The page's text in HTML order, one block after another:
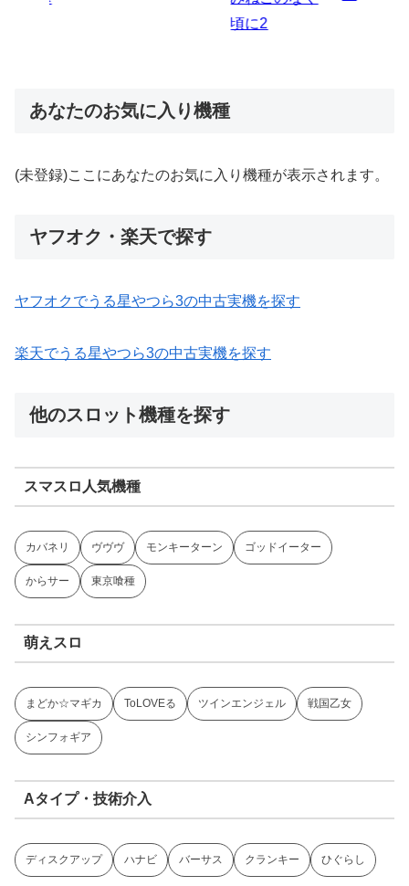
あなたのお気に入り機種
(未登録)ここにあなたのお気に入り機種が表示されます。
ヤフオク・楽天で探す
ヤフオクでうる星やつら3の中古実機を探す
楽天でうる星やつら3の中古実機を探す
他のスロット機種を探す
スマスロ人気機種
カバネリ ヴヴヴ モンキーターン ゴッドイーター
からサー 東京喰種
萌えスロ
まどか☆マギカ ToLOVEる ツインエンジェル 戦国乙女
シンフォギア
Aタイプ・技術介入
ディスクアップ ハナビ バーサス クランキー ひぐらし